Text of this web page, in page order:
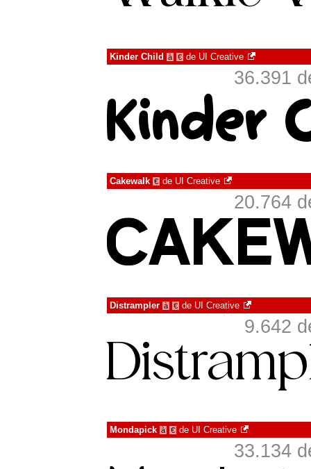
Kinder Child à € de UI Creative
36.391
Cakewalk € de UI Creative
20.764
Distrampler à € de UI Creative
9.642
Mondapick à € de UI Creative
33.134